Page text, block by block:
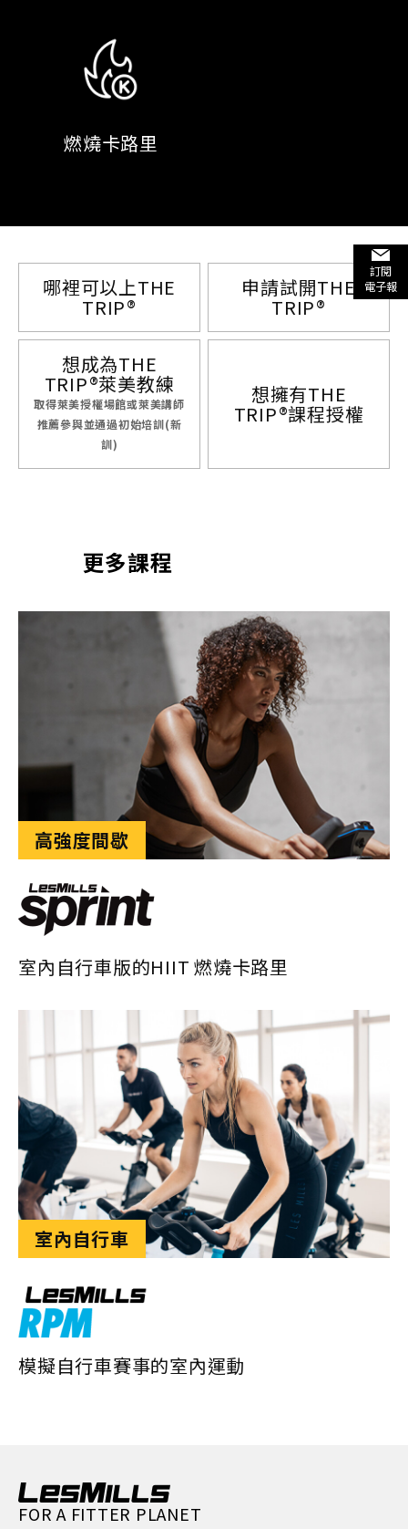
訂閱
電子報
燃燒卡路里
哪裡可以上THE
TRIP®
申請試開THE
TRIP®
想成為THE
TRIP®萊美教練
取得萊美授權場館或萊美講師
推薦參與並通過初始培訓(新
訓)
想擁有THE
TRIP®課程授權
更多課程
高強度間歇
室內自行車版的HIIT 燃燒卡路里
室內自行車
模擬自行車賽事的室內運動
FOR A FITTER PLANET